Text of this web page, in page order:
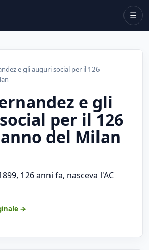
☰
e gli auguri social per il 126
e gli
per il 126
del Milan
126 anni fa, nasceva l'AC
→